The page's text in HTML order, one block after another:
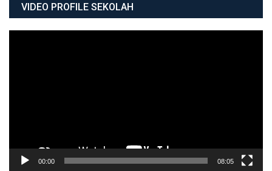
VIDEO PROFILE SEKOLAH
00:00 08:05